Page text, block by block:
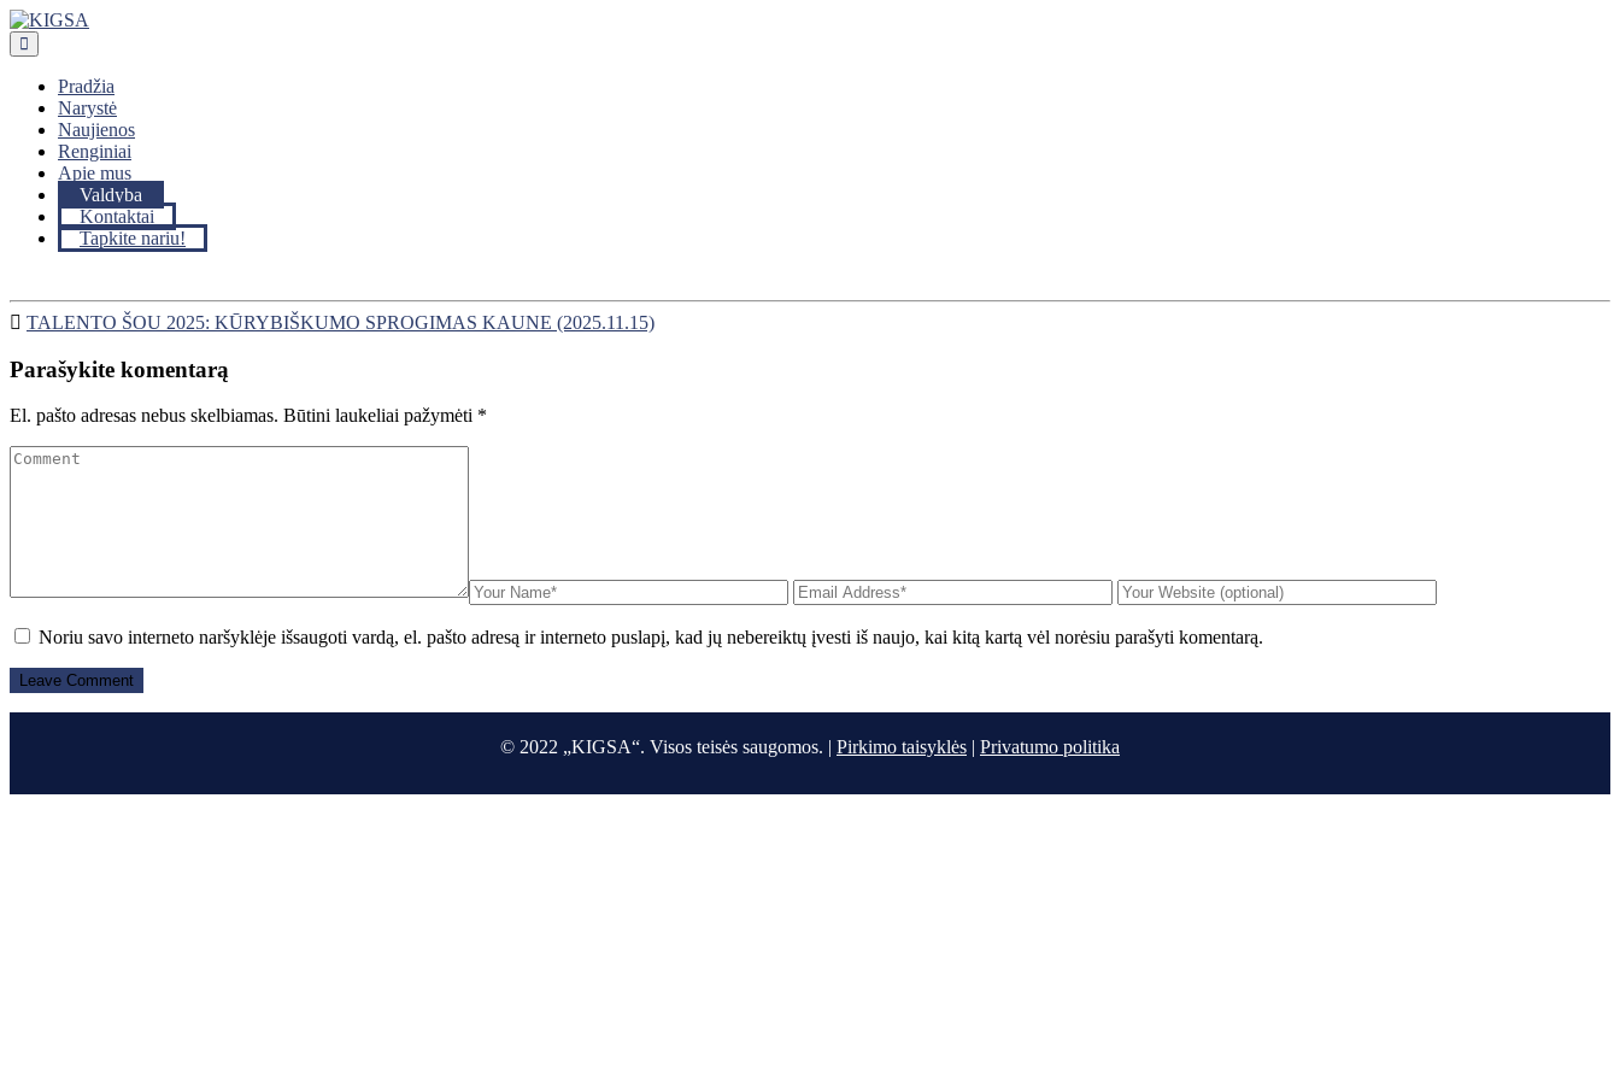
Skip
to
content
Pradžia
Narystė
Naujienos
Renginiai
Apie mus
Valdyba
Kontaktai
Tapkite nariu!
TALENTO ŠOU 2025: KŪRYBIŠKUMO SPROGIMAS KAUNE (2025.11.15)
Parašykite komentarą
El. pašto adresas nebus skelbiamas. Būtini laukeliai pažymėti *
Noriu savo interneto naršyklėje išsaugoti vardą, el. pašto adresą ir interneto puslapį, kad jų nebereiktų įvesti iš naujo, kai kitą kartą vėl norėsiu parašyti komentarą.
© 2022 „KIGSA“. Visos teisės saugomos. | Pirkimo taisyklės | Privatumo politika